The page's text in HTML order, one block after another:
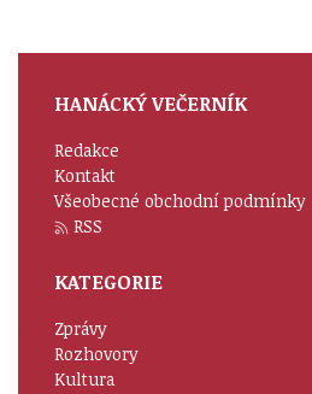
HANÁCKÝ VEČERNÍK
Redakce
Kontakt
Všeobecné obchodní podmínky
RSS
KATEGORIE
Zprávy
Rozhovory
Kultura